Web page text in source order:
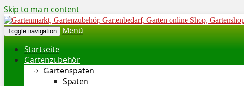
Skip to main content
Toggle navigation
Menü
Startseite
Gartenzubehör
Gartenspaten
Spaten